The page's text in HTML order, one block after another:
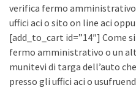
verifica fermo
uffici aci o sito on line aci
[add_to_cart id=”14″] Come
fermo amministrativo o un
munitevi di targa dell’auto
presso gli uffici aci o